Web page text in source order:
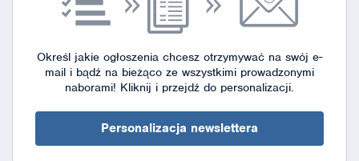
Określ jakie ogłoszenia chcesz otrzymywać na swój e-
mail i bądź na bieżąco ze wszystkimi prowadzonymi
naborami! Kliknij i przejdź do personalizacji.
Personalizacja newslettera